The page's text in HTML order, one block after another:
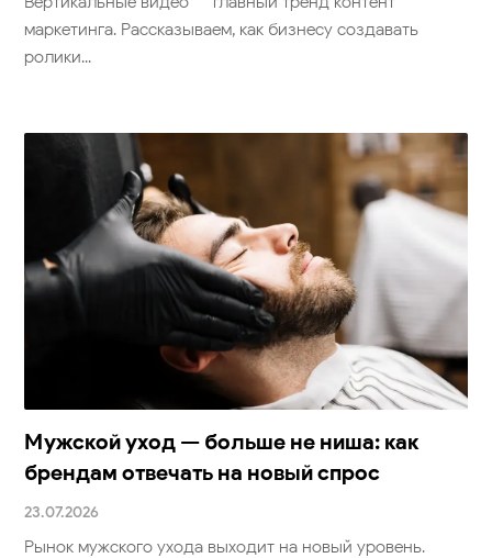
маркетинга. Рассказываем, как бизнесу создавать
ролики...
Мужской уход — больше не ниша: как
брендам отвечать на новый спрос
23.07.2026
Рынок мужского ухода выходит на новый уровень.